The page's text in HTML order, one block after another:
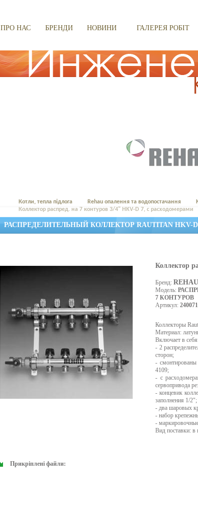
ПРО НАС БРЕНДИ НОВИНИ ГАЛЕРЕЯ РОБІТ
Котли, тепла підлога Rehau опалення та водопостачання
Коллектор распред. на 7 контуров 3/4" HKV-D 7, с расходомерами
РАСПРЕДЕЛИТЕЛЬНЫЙ КОЛЛЕКТОР RAUTITAN
Коллектор
Бренд:REHAU
Модель:
7 КОНТУРОВ
Артикул:
Коллекторы
Материал:
Включает в
- 2
сторон;
-
4109;
- с
сервопривода
- концевик
заполнения 1/2";
- два шаровых
- набор
-
Вид поставки: в
Прикріплені файли: